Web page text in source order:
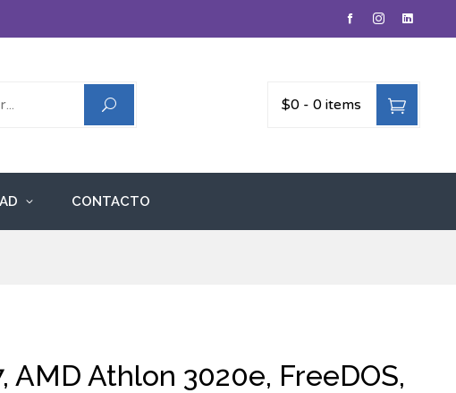
$0 - 0 items
CONTACTO
AMD Athlon 3020e, FreeDOS,